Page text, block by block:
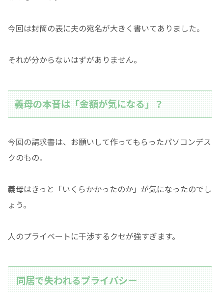
今回は封筒の表に夫の宛名が大きく書いてありました。
それが分からないはずがありません。
義母の本音は「金額が気になる」？
今回の請求書は、お願いして作ってもらったパソコンデス
クのもの。
義母はきっと「いくらかかったのか」が気になったのでし
ょう。
人のプライベートに干渉するクセが強すぎます。
同居で失われるプライバシー